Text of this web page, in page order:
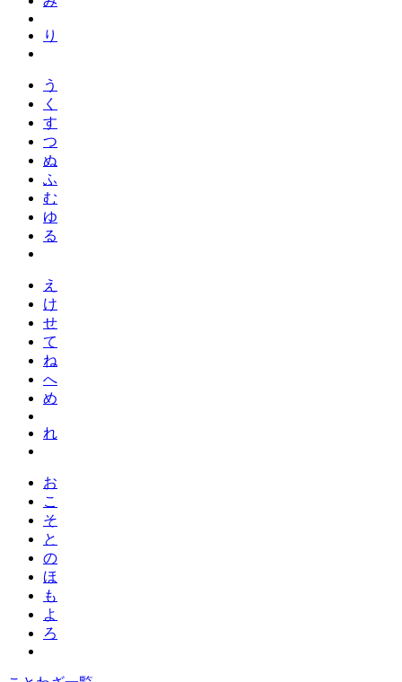
り
う
く
す
つ
ぬ
ふ
む
ゆ
る
え
け
せ
て
ね
へ
め
れ
お
こ
そ
と
の
ほ
も
よ
ろ